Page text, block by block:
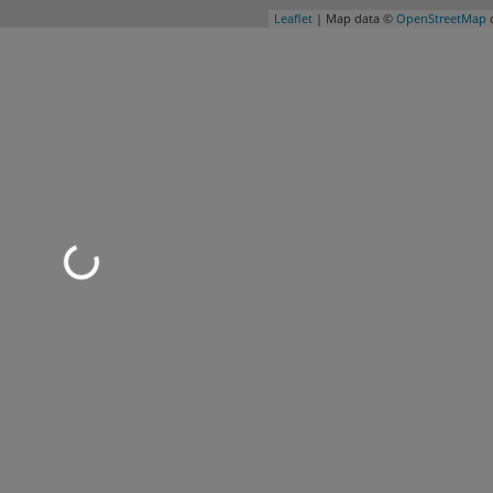
Leaflet | Map data © OpenStreetMap
geladen …